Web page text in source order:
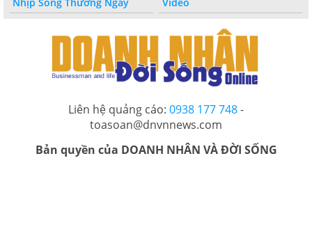
Nhịp Sống Thường Ngày Video
Liên hệ quảng cáo: 0938 177 748-
toasoan@dnvnnews.com
Bản quyền của DOANH NHÂN VÀ ĐỜI SỐNG